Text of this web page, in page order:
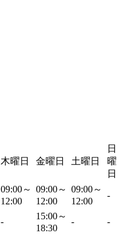
木曜日 金曜日 土曜日
日
曜
日
09:00～
12:00
09:00～
12:00
09:00～
12:00
-
-
15:00～
18:30
- -